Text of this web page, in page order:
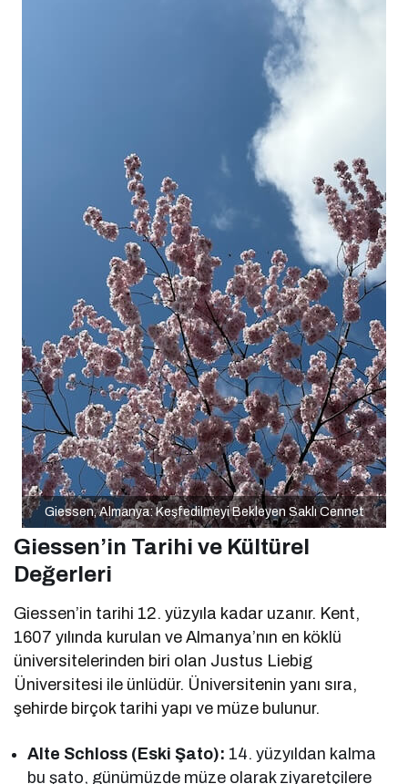
Giessen, Almanya: Keşfedilmeyi Bekleyen Saklı Cennet
Giessen’in Tarihi ve Kültürel
Değerleri
Giessen’in tarihi 12. yüzyıla kadar uzanır. Kent,
1607 yılında kurulan ve Almanya’nın en köklü
üniversitelerinden biri olan Justus Liebig
Üniversitesi ile ünlüdür. Üniversitenin yanı sıra,
şehirde birçok tarihi yapı ve müze bulunur.
Alte Schloss (Eski Şato): 14. yüzyıldan kalma
bu şato, günümüzde müze olarak ziyaretçilere